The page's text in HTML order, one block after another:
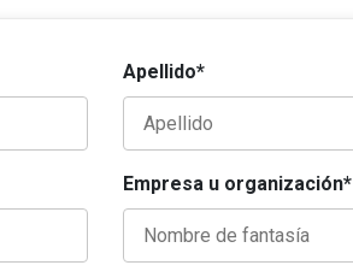
Apellido*
Empresa u organización*